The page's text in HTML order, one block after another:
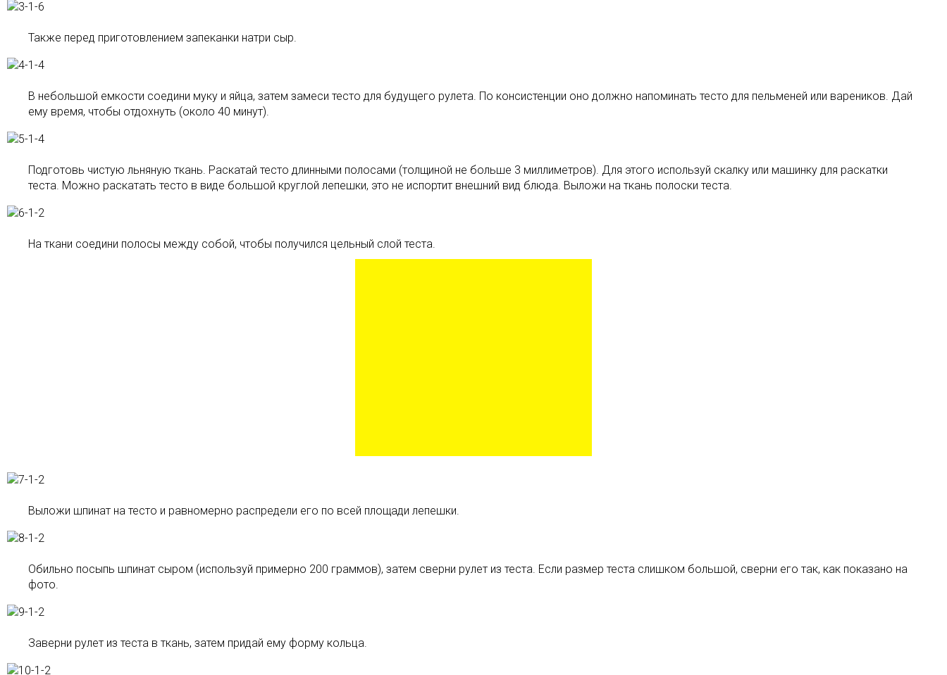
Также перед приготовлением запеканки натри сыр.
В небольшой емкости соедини муку и яйца, затем замеси тесто для будущего рулета. По консистенции оно должно напоминать тесто для пельменей или вареников. Дай
ему время, чтобы отдохнуть (около 40 минут).
Подготовь чистую льняную ткань. Раскатай тесто длинными полосами (толщиной не больше 3 миллиметров). Для этого используй скалку или машинку для раскатки
теста. Можно раскатать тесто в виде большой круглой лепешки, это не испортит внешний вид блюда. Выложи на ткань полоски теста.
На ткани соедини полосы между собой, чтобы получился цельный слой теста.
Выложи шпинат на тесто и равномерно распредели его по всей площади лепешки.
Обильно посыпь шпинат сыром (используй примерно 200 граммов), затем сверни рулет из теста. Если размер теста слишком большой, сверни его так, как показано на
фото.
Заверни рулет из теста в ткань, затем придай ему форму кольца.